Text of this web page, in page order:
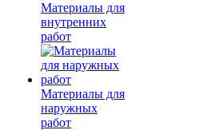
Материалы для
внутренних
работ
Материалы для
наружных
работ